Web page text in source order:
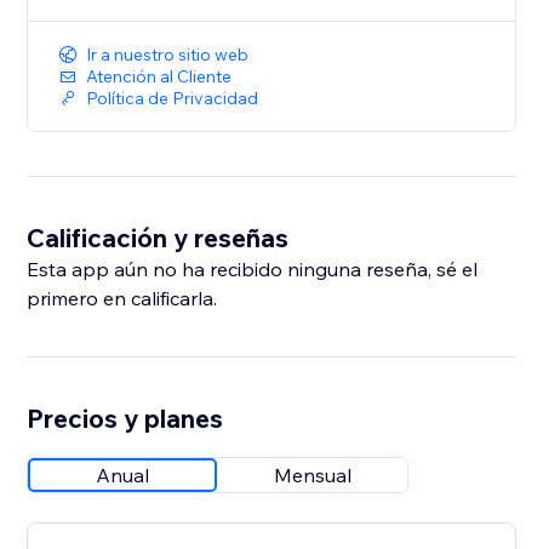
Ir a nuestro sitio web
Atención al Cliente
Política de Privacidad
Calificación y reseñas
Esta app aún no ha recibido ninguna reseña, sé el
primero en calificarla.
Precios y planes
Anual Mensual